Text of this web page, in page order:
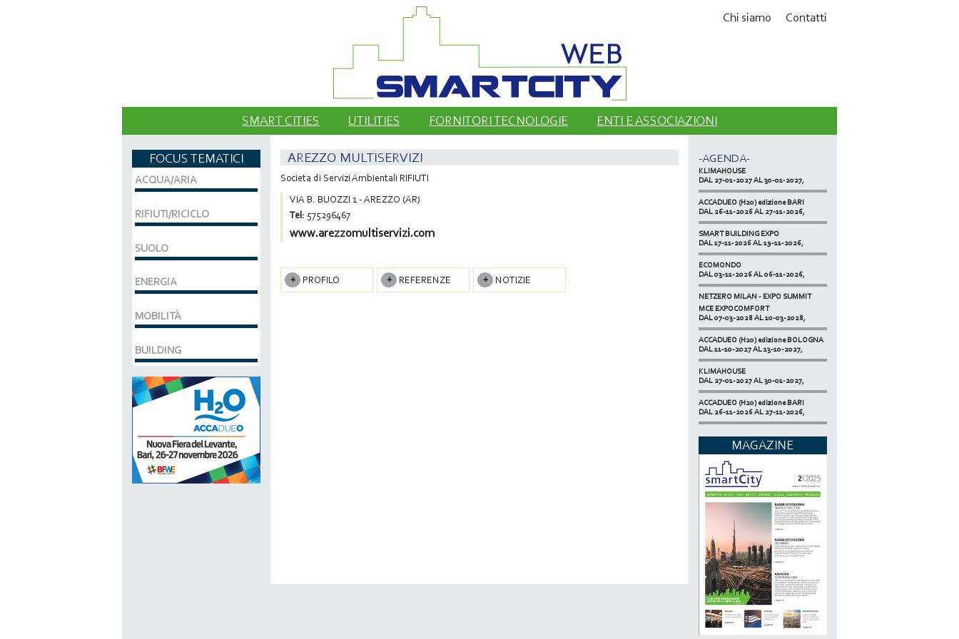
Chi siamo Contatti
SMART CITIES UTILITIES FORNITORI TECNOLOGIE ENTI E ASSOCIAZIONI
AREZZO MULTISERVIZI
Societa di Servizi Ambientali RIFIUTI
VIA B. BUOZZI 1 - AREZZO (AR)
Tel: 575296467
www.arezzomultiservizi.com
PROFILO REFERENZE NOTIZIE
FOCUS TEMATICI
ACQUA/ARIA
RIFIUTI/RICICLO
SUOLO
ENERGIA
MOBILITÀ
BUILDING
-AGENDA-
MCE EXPOCOMFORT
DAL 07-03-2028 AL 10-03-2028,
ACCADUEO (H20) edizione BOLOGNA
KLIMAHOUSE
DAL 27-01-2027 AL 30-01-2027,
ACCADUEO (H20) edizione BARI
DAL 26-11-2026 AL 27-11-2026,
SMART BUILDING EXPO
DAL 17-11-2026 AL 19-11-2026,
ECOMONDO
DAL 03-11-2026 AL 06-11-2026,
NETZERO MILAN - EXPO SUMMIT
MCE EXPOCOMFORT
DAL 07-03-2028 AL 10-03-2028,
ACCADUEO (H20) edizione BOLOGNA
DAL 11-10-2027 AL 13-10-2027,
KLIMAHOUSE
DAL 27-01-2027 AL 30-01-2027,
ACCADUEO (H20) edizione BARI
DAL 26-11-2026 AL 27-11-2026,
DAL 17-11-2026 AL 19-11-2026,
ECOMONDO
DAL 03-11-2026 AL 06-11-2026,
NETZERO MILAN - EXPO SUMMIT
DAL 20-10-2026 AL 22-10-2026,
MAGAZINE